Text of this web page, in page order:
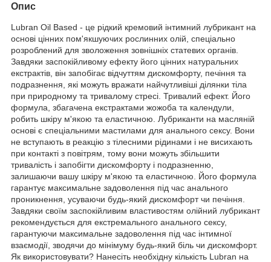
Опис
Lubran Oil Based - це рідкий кремовий інтимний лубрикант на
основі цінних пом'якшуючих рослинних олій, спеціально
розроблений для зволоження зовнішніх статевих органів.
Завдяки заспокійливому ефекту його цінних натуральних
екстрактів, він запобігає відчуттям дискомфорту, печіння та
подразнення, які можуть вражати найчутливіші ділянки тіла
при природному та тривалому стресі. Тривалий ефект. Його
формула, збагачена екстрактами жожоба та календули,
робить шкіру м'якою та еластичною. Лубриканти на масляній
основі є спеціальними мастилами для анального сексу. Вони
не вступають в реакцію з тілесними рідинами і не висихають
при контакті з повітрям, тому вони можуть збільшити
тривалість і запобігти дискомфорту і подразненню,
залишаючи вашу шкіру м'якою та еластичною. Його формула
гарантує максимальне задоволення під час анального
проникнення, усуваючи будь-який дискомфорт чи печіння.
Завдяки своїм заспокійливим властивостям олійний лубрикант
рекомендується для екстремального анального сексу,
гарантуючи максимальне задоволення під час інтимної
взаємодії, зводячи до мінімуму будь-який біль чи дискомфорт.
Як використовувати? Нанесіть необхідну кількість Lubran на